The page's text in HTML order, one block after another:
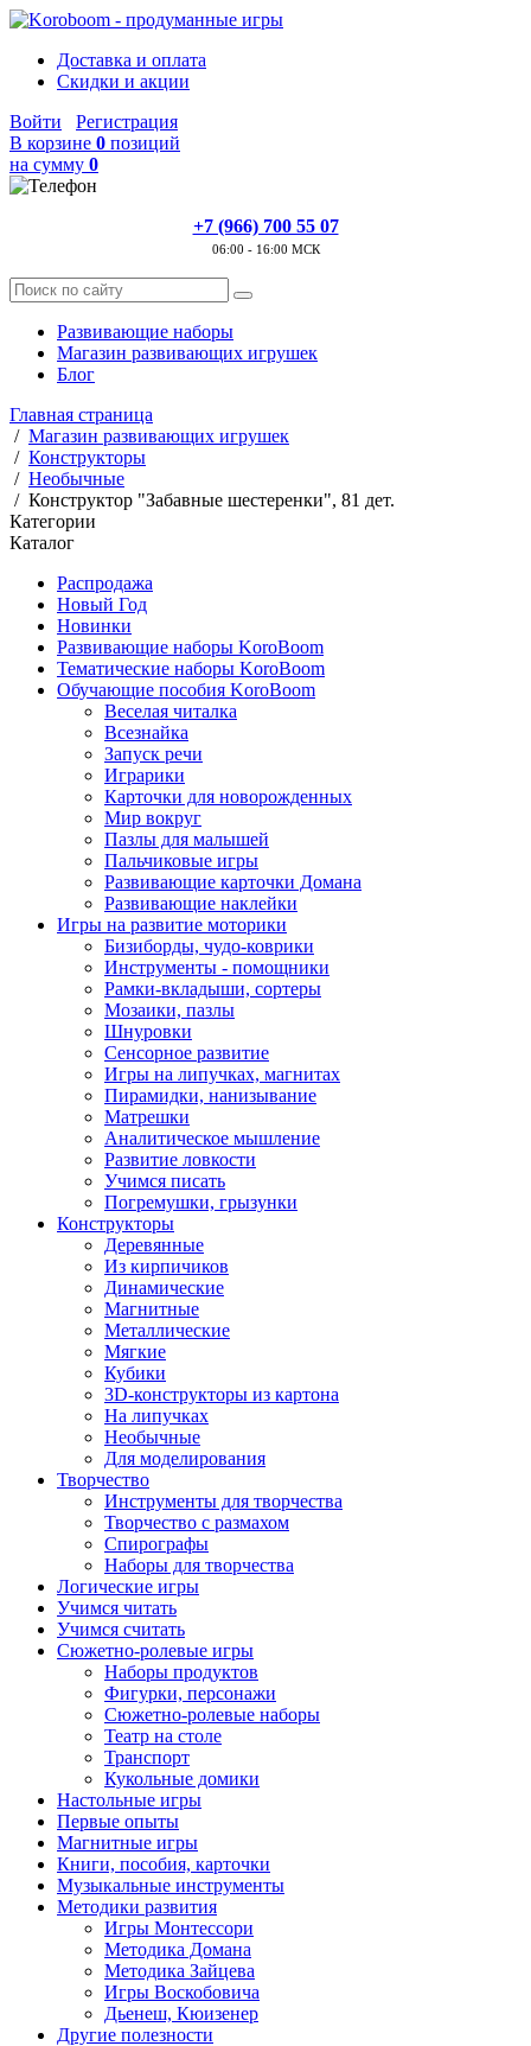
Доставка и оплата
Скидки и акции
Войти
Регистрация
В корзине 0 позиций
на сумму 0
+7 (966) 700 55 07
06:00 - 16:00 МСК
Развивающие наборы
Магазин развивающих игрушек
Блог
Главная страница
/ Магазин развивающих игрушек
/ Конструкторы
/ Необычные
/ Конструктор "Забавные шестеренки", 81 дет.
Категории
Каталог
Распродажа
Новый Год
Новинки
Развивающие наборы KoroBoom
Тематические наборы KoroBoom
Обучающие пособия KoroBoom
Веселая читалка
Всезнайка
Запуск речи
Играрики
Карточки для новорожденных
Мир вокруг
Пазлы для малышей
Пальчиковые игры
Развивающие карточки Домана
Развивающие наклейки
Игры на развитие моторики
Бизиборды, чудо-коврики
Инструменты - помощники
Рамки-вкладыши, сортеры
Мозаики, пазлы
Шнуровки
Сенсорное развитие
Игры на липучках, магнитах
Пирамидки, нанизывание
Матрешки
Аналитическое мышление
Развитие ловкости
Учимся писать
Погремушки, грызунки
Конструкторы
Деревянные
Из кирпичиков
Динамические
Магнитные
Металлические
Мягкие
Кубики
3D-конструкторы из картона
На липучках
Необычные
Для моделирования
Творчество
Инструменты для творчества
Творчество с размахом
Спирографы
Наборы для творчества
Логические игры
Учимся читать
Учимся считать
Сюжетно-ролевые игры
Наборы продуктов
Фигурки, персонажи
Сюжетно-ролевые наборы
Театр на столе
Транспорт
Кукольные домики
Настольные игры
Первые опыты
Магнитные игры
Книги, пособия, карточки
Музыкальные инструменты
Методики развития
Игры Монтессори
Методика Домана
Методика Зайцева
Игры Воскобовича
Дьенеш, Кюизенер
Другие полезности